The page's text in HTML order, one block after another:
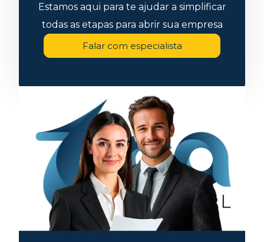
Estamos aqui para te ajudar a simplificar
todas as etapas para abrir sua empresa
Falar com especialista